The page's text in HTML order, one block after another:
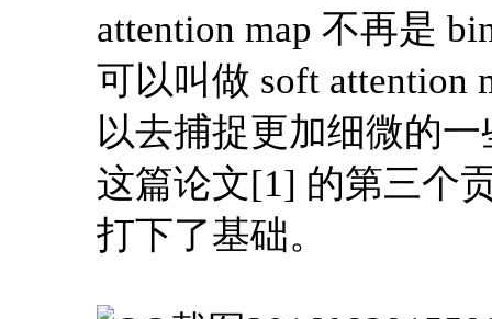
attention map 不再是
可以叫做 soft attention
以去捕捉更加细微的
这篇论文[1] 的第三个
打下了基础。